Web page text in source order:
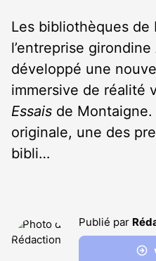
Les bibliothèques de
l’entreprise
développé une
immersive de réalité
Essais de
originale, une des
bibli…
Publié par